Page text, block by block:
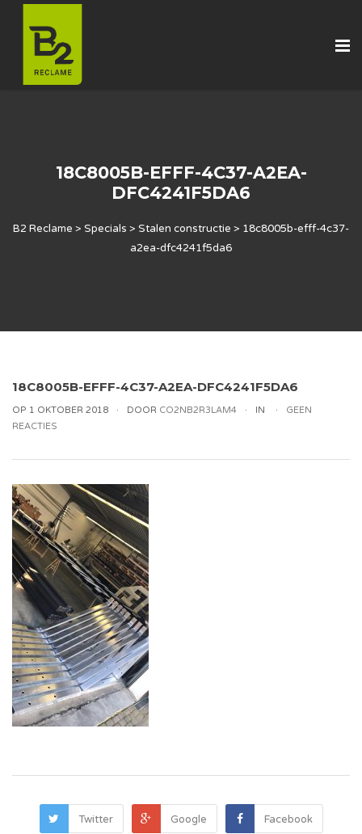
18C8005B-EFFF-4C37-A2EA-
DFC4241F5DA6
B2 Reclame > Specials > Stalen constructie > 18c8005b-efff-4c37-
a2ea-dfc4241f5da6
18C8005B-EFFF-4C37-A2EA-DFC4241F5DA6
OP 1 OKTOBER 2018 DOOR CO2NB2R3LAM4 IN
GEEN
REACTIES
Twitter Google Facebook